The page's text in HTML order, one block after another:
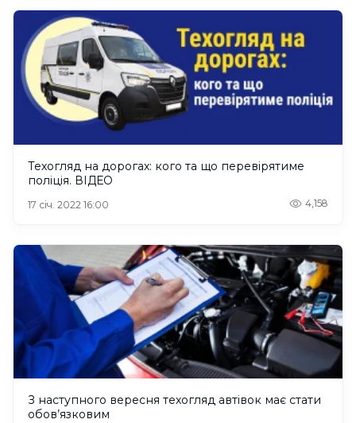
Техогляд на дорогах: кого та що перевірятиме
поліція. ВІДЕО
17 січ. 2022 16:00 4,158
З наступного вересня техогляд автівок має стати
обов’язковим